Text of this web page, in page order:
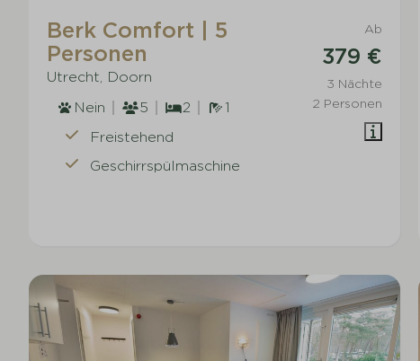
Ab
379 €
3 Nächte
2 Personen
Berk Comfort | 5
Personen
Utrecht, Doorn
Nein
5 2
1
Freistehend
Geschirrspülmaschine